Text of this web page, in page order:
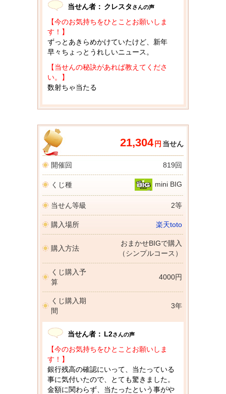
当せん者： クレスタ さんの声
【今のお気持ちをひとことお願いしま
す！】
ずっとあきらめかけていたけど、新年
早々ちょっとうれしいニュース。
【当せんの秘訣があれば教えてくださ
い。】
数射ちゃ当たる
21,304 円 当せん
開催回 819回
くじ種 mini BIG
当せん等級 2等
購入場所 楽天toto
購入方法
おまかせBIGで購入
（シンプルコース）
くじ購入予
算
4000円
くじ購入期
間
3年
当せん者： L2さんの声
【今のお気持ちをひとことお願いしま
す！】
銀行残高の確認にいって、当たっている
事に気付いたので、とても驚きました。
金額に関わらず、当たったという事がや